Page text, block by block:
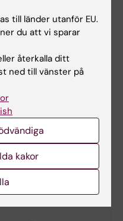
till länder utanför EU.
du att vi sparar
återkalla ditt
ned till vänster på
kakor